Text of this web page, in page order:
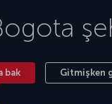
bak Gitmişken